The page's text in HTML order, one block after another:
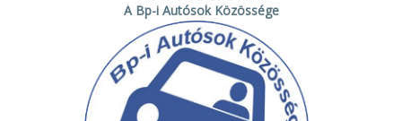
A Bp-i Autósok Közössége